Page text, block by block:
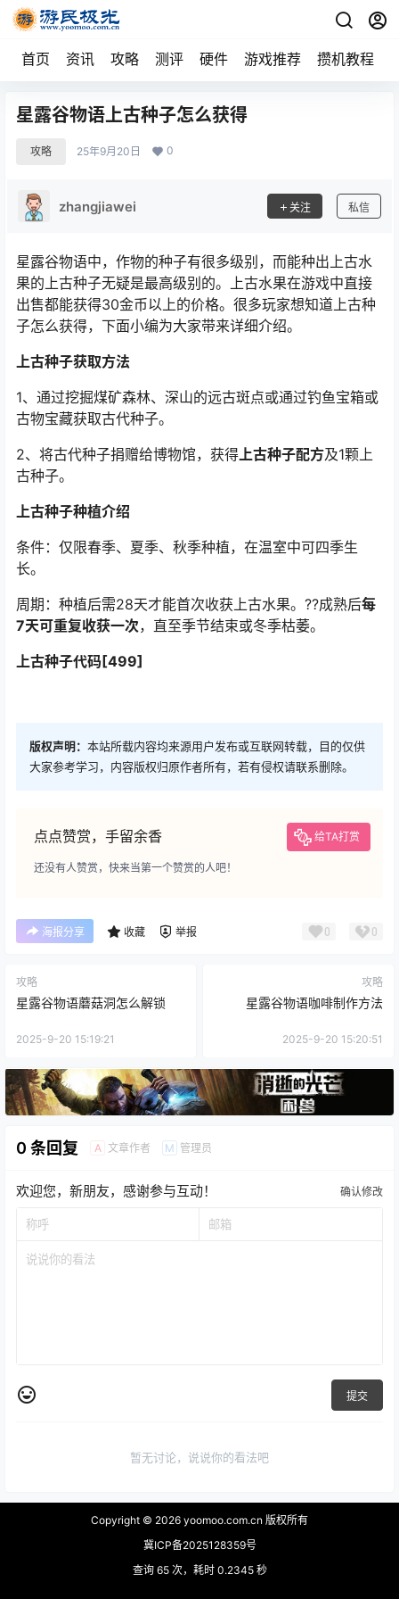
首页 资讯 攻略 测评 硬件 游戏推荐 攒机教程
星露谷物语上古种子怎么获得
攻略 25年9月20日 0
zhangjiawei 关注 私信
星露谷物语中，作物的种子有很多级别，而能种出上古水
果的上古种子无疑是最高级别的。上古水果在游戏中直接
出售都能获得30金币以上的价格。很多玩家想知道上古种
子怎么获得，下面小编为大家带来详细介绍。
上古种子获取方法
1、通过挖掘煤矿森林、深山的远古斑点或通过钓鱼宝箱或
古物宝藏获取古代种子。
2、将古代种子捐赠给博物馆，获得上古种子配方及1颗上
古种子。
上古种子种植介绍
条件：仅限春季、夏季、秋季种植，在温室中可四季生
长。
周期：种植后需28天才能首次收获上古水果。??成熟后每
7天可重复收获一次，直至季节结束或冬季枯萎。
上古种子代码[499]
版权声明： 本站所载内容均来源用户发布或互联网转载，目的仅供
大家参考学习，内容版权归原作者所有，若有侵权请联系删除。
点点赞赏，手留余香 给TA打赏
还没有人赞赏，快来当第一个赞赏的人吧！
海报分享 收藏 举报 0 0
攻略
星露谷物语蘑菇洞怎么解锁
2025-9-20 15:19:21
攻略
星露谷物语咖啡制作方法
2025-9-20 15:20:51
0 条回复 A 文章作者 M 管理员
欢迎您，新朋友，感谢参与互动！ 确认修改
提交
暂无讨论，说说你的看法吧
Copyright © 2026 yoomoo.com.cn 版权所有
冀ICP备2025128359号
查询 65 次，耗时 0.2345 秒